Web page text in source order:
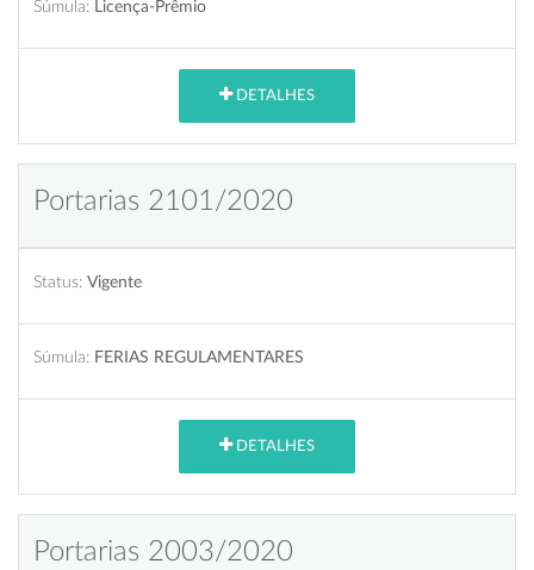
Súmula: Licença-Prêmio
DETALHES
Portarias 2101/2020
Status: Vigente
Súmula: FERIAS REGULAMENTARES
DETALHES
Portarias 2003/2020